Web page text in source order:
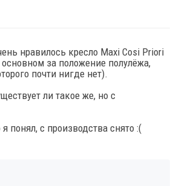
нравилось кресло Maxi Cosi Priori
за положение полулёжа,
почти нигде нет).
ли такое же, но с
понял, с производства снято :(